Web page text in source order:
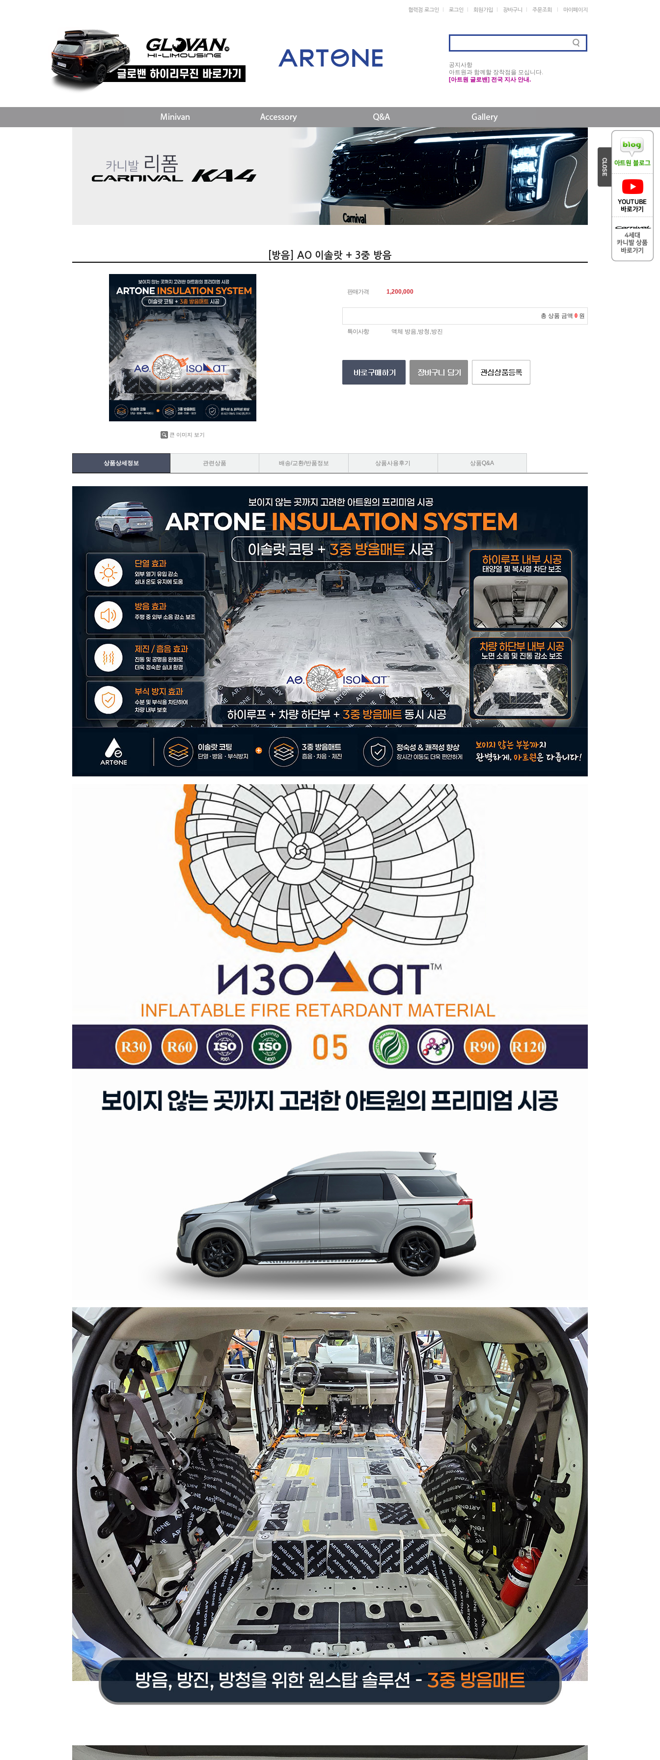
협력점 로그인 로그인 회원가입 장바구니 주문조회 마이페이지
공지사항
아트원과 함께할 장착점을 모십니다.
[아트원 글로밴] 전국 지사 안내.
큰 이미지 보기
[방음] AO 이솔랏 + 3중 방음
판매가격 1,200,000
총 상품 금액 0 원
특이사항 액체 방음,방청,방진
상품상세정보 관련상품 배송/교환/반품정보 상품사용후기 상품Q&A